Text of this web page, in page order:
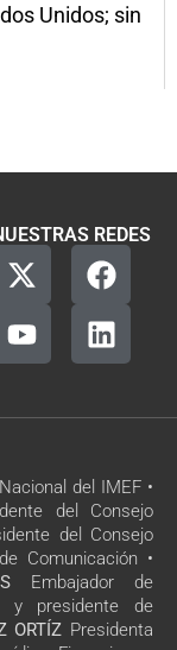
Unidos; sin
REDES
del IMEF •
del Consejo
del Consejo
Comunicación •
Embajador de
y presidente de
ORTÍZ Presidenta